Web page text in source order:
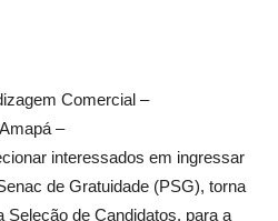
Comercial –
–
interessados em ingressar
de Gratuidade (PSG), torna
Seleção de Candidatos, para a